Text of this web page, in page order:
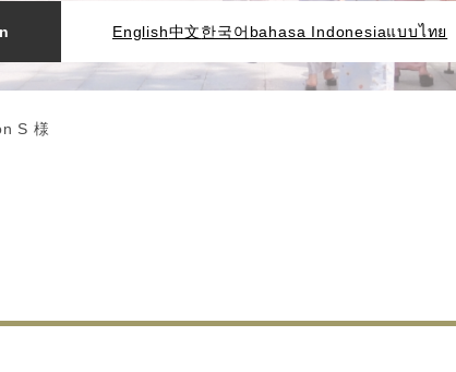
S 様
English中文한국어 bahasa Indonesiaแบบไทย